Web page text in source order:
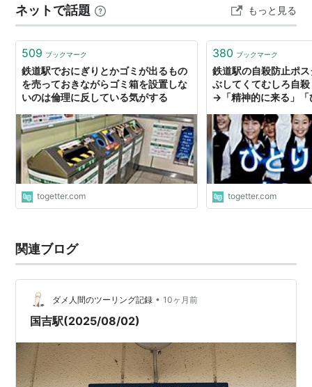
あったけど、駅前の噴水で子供たちが遊んでいたくらい
の記憶しかないな。 街灯が輝く 小松駅前交差点。西口
の…
ネットで話題 もっと見る
509 ブックマーク
鉄道駅でおにぎりとかゴミが出るもの
を売っておきながらゴミ箱を設置しな
いのは倫理に反している気がする
togetter.com
380 ブックマーク
鉄道駅の自殺防止ポ
ぶしてくてむしろ自
→「精神的に来る」「
togetter.com
関連ブログ
ダメ人間のツーリング記録 • 10ヶ月前
国吉駅(2025/08/02)